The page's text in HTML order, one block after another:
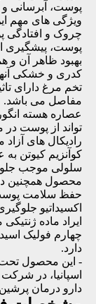
پوست، آبرسانی و
ویژگی های مهم
چروک و افتادگی
پوست، پیشگیری
بهبود ظاهر آن
کدری و خشکی
تخم مرغ دارای
مفاصل می باشد.
عصاره هسته
تواند از پوست
رادیکال های
کوآنزیم کیوتن
سلولی موجب
محصول همچنین
حفظ سلامت
اکسیداتیو
ایراد ماده
چهارم فولیک
دارد.
اسپانیا، در
دارو درمان